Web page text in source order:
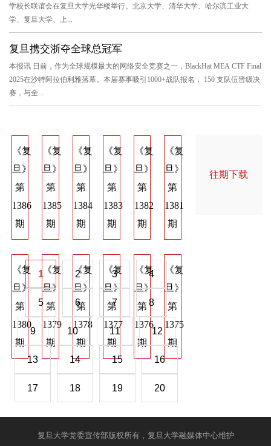
学校长联谊会在复旦大学光华楼举行。北京大学、清华大学、哈尔滨工业大
学、复旦大学、上...
复旦携交浙夺全球总冠军
本报讯 日前，作为全球规模最大的网络安全竞赛之一，BlackHat MEA CTF Final
2025在沙特阿拉伯利雅落幕。本届赛事吸引1000+战队报名， 150 支队伍晋级决
赛，与全...
《复
旦》
第
1386
期
《复
旦》
第
1385
期
《复
旦》
第
1384
期
《复
旦》
第
1383
期
《复
旦》
第
1382
期
《复
旦》
第
1381
期
《复
旦》
第
1380
期
《复
旦》
第
1379
期
《复
旦》
第
1378
期
《复
旦》
第
1377
期
《复
旦》
第
1376
期
《复
旦》
第
1375
期
旦》
1 2 3 4
5 6 7 8
9 10 11 12
13 14 15 16
17 18 19 20
往期下载
复旦大学党委宣传部版权所有，复旦大学融媒体中心维护